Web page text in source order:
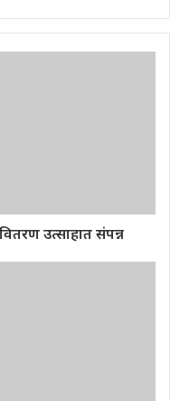
उत्साहात संपन्न